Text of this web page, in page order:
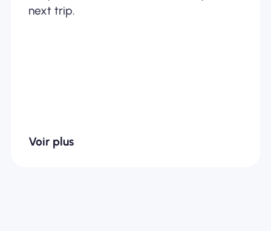
next trip.
Voir plus